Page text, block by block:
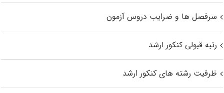
سرفصل ها و ضرایب دروس آزمون
رتبه قبولی کنکور ارشد
ظرفیت رشته های کنکور ارشد